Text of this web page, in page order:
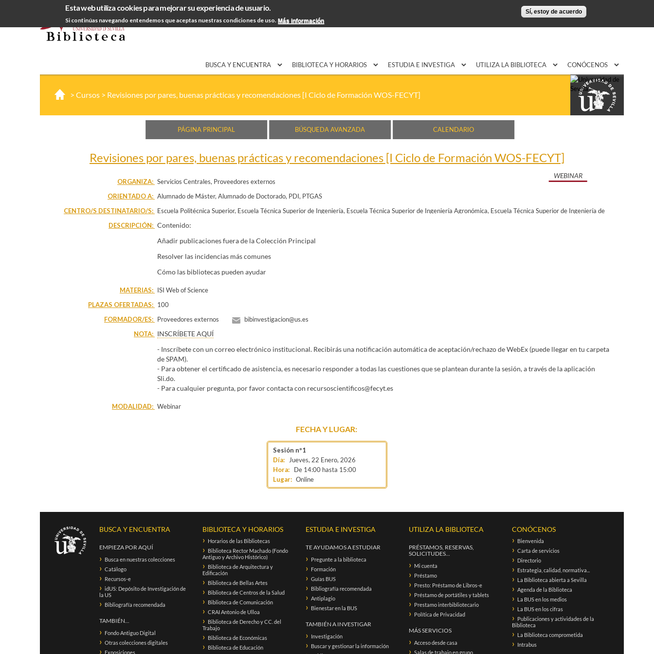
Esta web utiliza cookies para mejorar su experiencia de usuario.
Si continúas navegando entendemos que aceptas nuestras condiciones de uso. Más información
Sí, estoy de acuerdo
contenido
principal
EXPON@us.es Contacto
BUSCA Y ENCUENTRA BIBLIOTECA Y HORARIOS ESTUDIA E INVESTIGA UTILIZA LA BIBLIOTECA CONÓCENOS
> Cursos > Revisiones por pares, buenas prácticas y recomendaciones [I Ciclo de Formación WOS-FECYT]
PÁGINA PRINCIPAL BÚSQUEDA AVANZADA CALENDARIO
Revisiones por pares, buenas prácticas y recomendaciones [I Ciclo de Formación WOS-FECYT]
WEBINAR
ORGANIZA: Servicios Centrales Proveedores externos
ORIENTADO A: Alumnado de Máster Alumnado de Doctorado PDI PTGAS
CENTRO/S DESTINATARIO/S: Escuela Politécnica Superior Escuela Técnica Superior de Ingeniería Escuela Técnica Superior de Ingeniería Agronómica Escuela Técnica Superior de Ingeniería de
Ciencias de la Educación
Facultad de Enfermería, Fisioterapia y Podología Facultad de Farmacia
DESCRIPCIÓN: Contenido:
Añadir publicaciones fuera de la Colección Principal
Resolver las incidencias más comunes
Cómo las bibliotecas pueden ayudar
MATERIAS: ISI Web of Science
PLAZAS OFERTADAS: 100
FORMADOR/ES: Proveedores externos
bibinvestigacion@us.es
NOTA: INSCRÍBETE AQUÍ
- Inscríbete con un correo electrónico institucional. Recibirás una notificación automática de aceptación/rechazo de WebEx (puede llegar en tu carpeta
de SPAM).
- Para obtener el certificado de asistencia, es necesario responder a todas las cuestiones que se plantean durante la sesión, a través de la aplicación
Sli.do.
- Para cualquier pregunta, por favor contacta con recursoscientificos@fecyt.es
MODALIDAD: Webinar
FECHA Y LUGAR:
Jueves, 22 Enero, 2026
De 14:00 hasta 15:00
Lugar: Online
BUSCA Y ENCUENTRA
EMPIEZA POR AQUÍ
Busca en nuestras colecciones
Catálogo
Recursos-e
idUS: Depósito de Investigación de
la US
Bibliografía recomendada
TAMBIÉN...
Fondo Antiguo Digital
Otras colecciones digitales
Exposiciones
BIBLIOTECA Y HORARIOS
Horarios de las Bibliotecas
Biblioteca Rector Machado (Fondo
Antiguo y Archivo Histórico)
Biblioteca de Arquitectura y
Edificación
Biblioteca de Bellas Artes
Biblioteca de Centros de la Salud
Biblioteca de Comunicación
CRAI Antonio de Ulloa
Biblioteca de Derecho y CC. del
Trabajo
Biblioteca de Económicas
Biblioteca de Educación
ESTUDIA E INVESTIGA
TE AYUDAMOS A ESTUDIAR
Pregunte a la biblioteca
Formación
Guías BUS
Bibliografía recomendada
Antiplagio
Bienestar en la BUS
TAMBIÉN A INVESTIGAR
Investigación
Buscar y gestionar la información
UTILIZA LA BIBLIOTECA
PRÉSTAMOS, RESERVAS,
SOLICITUDES...
Mi cuenta
Préstamo
Presto: Préstamo de Libros-e
Préstamo de portátiles y tablets
Prestamo interbibliotecario
Política de Privacidad
MÁS SERVICIOS
Acceso desde casa
Salas de trabajo en grupo
CONÓCENOS
Bienvenida
Carta de servicios
Directorio
Estrategia, calidad, normativa...
La Biblioteca abierta a Sevilla
Agenda de la Biblioteca
La BUS en los medios
La BUS en los cifras
Publicaciones y actividades de la
Biblioteca
La Biblioteca comprometida
Intrabus